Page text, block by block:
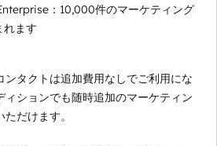
：10,000件のマーケティング
れます
ンタクトは追加費用なしでご利用にな
ィションでも随時追加のマーケティン
だけます。